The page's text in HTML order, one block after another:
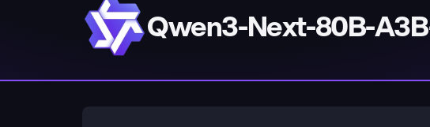
Qwen3-Next-80B-